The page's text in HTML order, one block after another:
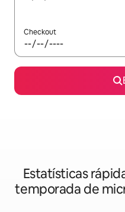
Checkout
Estatísticas
temporada de